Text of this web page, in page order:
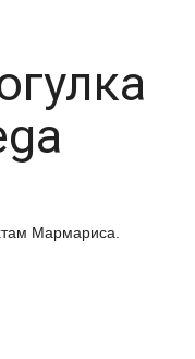
Мармариса.